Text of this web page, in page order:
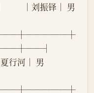
│刘振铎│ 男
行河│ 男